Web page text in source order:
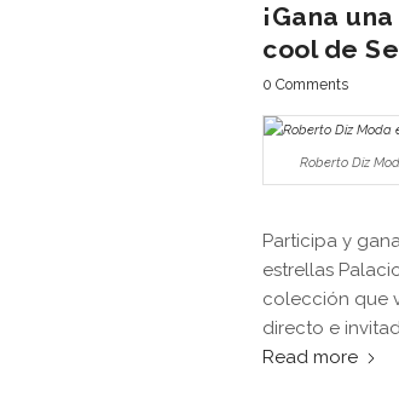
¡Gana
cool de
0 Comments
Roberto Diz
Participa y
estrellas
colección que
directo e
Read more